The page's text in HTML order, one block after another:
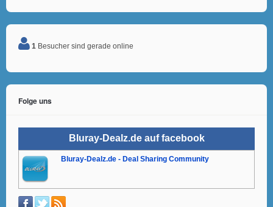
1 Besucher sind gerade online
Folge uns
Bluray-Dealz.de auf facebook
Bluray-Dealz.de - Deal Sharing Community